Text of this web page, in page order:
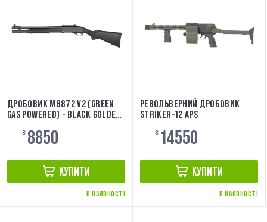
ДРОБОВИК M8872 V2 (GREEN
GAS POWERED) - BLACK GOLDEN
₴ 8850
КУПИТИ
В НАЯВНОСТІ
РЕВОЛЬВЕРНИЙ ДРОБОВИК
STRIKER-12 APS
₴ 14550
КУПИТИ
В НАЯВНОСТІ